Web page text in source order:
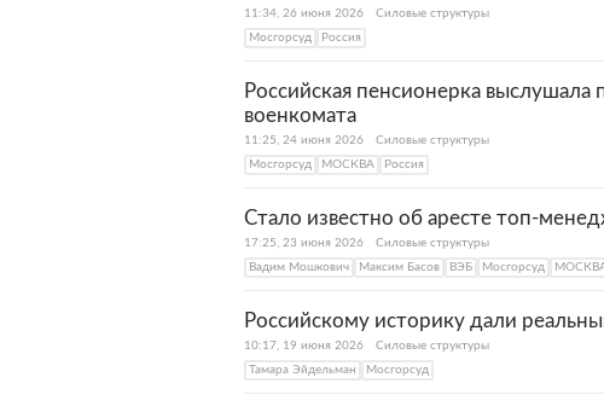
11:34, 26 июня 2026
Силовые структуры
Мосгорсуд
Россия
Российская пенсионерка
военкомата
11:25, 24 июня 2026
Силовые структуры
Мосгорсуд
МОСКВА Россия
Стало известно об аресте топ-
17:25, 23 июня 2026
Силовые структуры
Вадим Мошкович
Максим Басов ВЭБ Мосгорсуд
Российскому историку дали
10:17, 19 июня 2026
Силовые структуры
Тамара Эйдельман
Мосгорсуд